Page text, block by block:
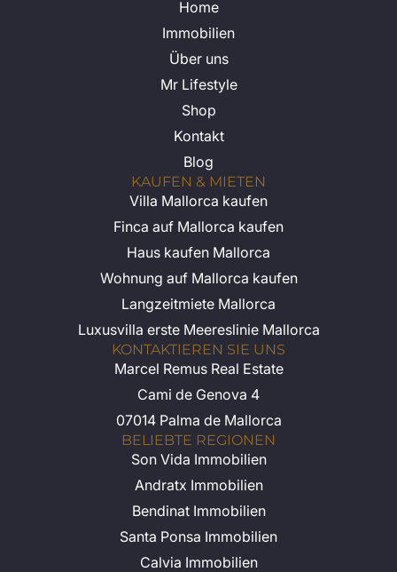
Home
Immobilien
Über uns
Mr Lifestyle
Shop
Kontakt
Blog
KAUFEN & MIETEN
Villa Mallorca kaufen
Finca auf Mallorca kaufen
Haus kaufen Mallorca
Wohnung auf Mallorca kaufen
Langzeitmiete Mallorca
Luxusvilla erste Meereslinie Mallorca
KONTAKTIEREN SIE UNS
Marcel Remus Real Estate
Cami de Genova 4
07014 Palma de Mallorca
BELIEBTE REGIONEN
Son Vida Immobilien
Andratx Immobilien
Bendinat Immobilien
Santa Ponsa Immobilien
Calvia Immobilien